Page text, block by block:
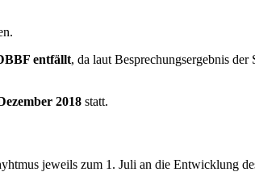
entfällt, da laut Besprechungsergebnis
2018 statt.
jeweils zum 1. Juli an die Entwicklung